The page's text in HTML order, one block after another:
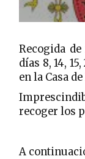
Recogida
días 8, 14,
en la Casa
recoger los
A